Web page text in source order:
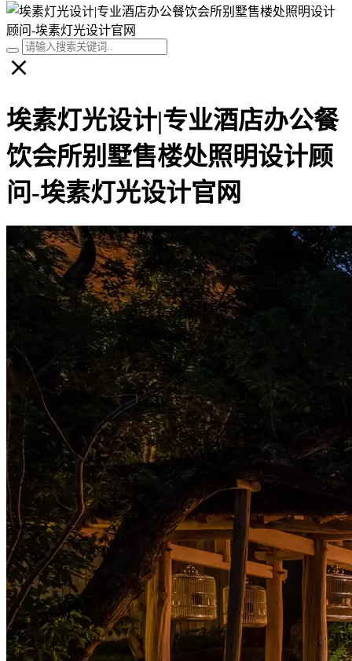
埃素灯光设计|专业酒店办公餐
饮会所别墅售楼处照明设计顾
问-埃素灯光设计官网